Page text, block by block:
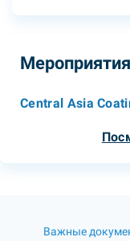
Мероприятия
Central Asia
Важные